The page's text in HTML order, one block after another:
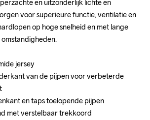
en uitzonderlijk lichte en
voor superieure functie, ventilatie en
op hoge snelheid en met lange
jersey
van de pijpen voor verbeterde
en taps toelopende pijpen
met verstelbaar trekkoord
en uitzonderlijk lichte en
voor superieure functie, ventilatie en
op hoge snelheid en met lange
jersey
van de pijpen voor verbeterde
en taps toelopende pijpen
met verstelbaar trekkoord